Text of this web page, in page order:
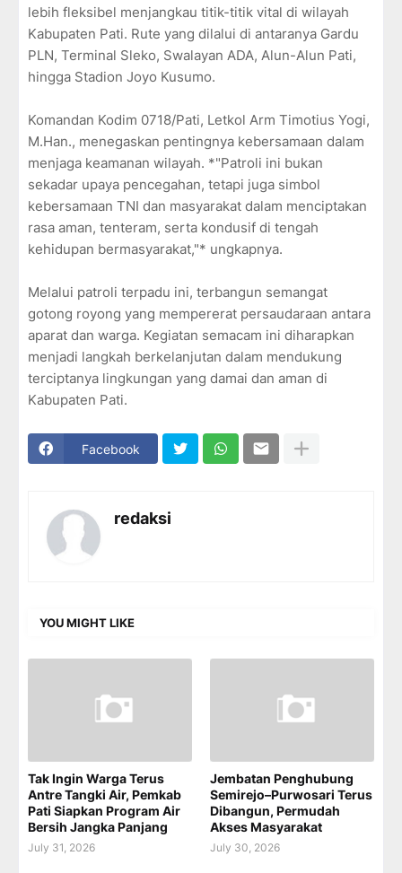
lebih fleksibel menjangkau titik-titik vital di wilayah
Kabupaten Pati. Rute yang dilalui di antaranya Gardu
PLN, Terminal Sleko, Swalayan ADA, Alun-Alun Pati,
hingga Stadion Joyo Kusumo.
Komandan Kodim 0718/Pati, Letkol Arm Timotius Yogi,
M.Han., menegaskan pentingnya kebersamaan dalam
menjaga keamanan wilayah. *"Patroli ini bukan
sekadar upaya pencegahan, tetapi juga simbol
kebersamaan TNI dan masyarakat dalam menciptakan
rasa aman, tenteram, serta kondusif di tengah
kehidupan bermasyarakat,"* ungkapnya.
Melalui patroli terpadu ini, terbangun semangat
gotong royong yang mempererat persaudaraan antara
aparat dan warga. Kegiatan semacam ini diharapkan
menjadi langkah berkelanjutan dalam mendukung
terciptanya lingkungan yang damai dan aman di
Kabupaten Pati.
Facebook
redaksi
YOU MIGHT LIKE
Tak Ingin Warga Terus
Antre Tangki Air, Pemkab
Pati Siapkan Program Air
Bersih Jangka Panjang
July 31, 2026
Jembatan Penghubung
Semirejo–Purwosari Terus
Dibangun, Permudah
Akses Masyarakat
July 30, 2026